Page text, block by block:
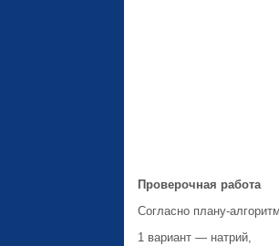
Проверочная работа
Согласно плану-
1 вариант — натрий,